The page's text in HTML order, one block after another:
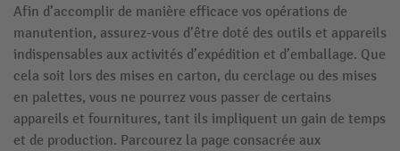
Afin d’accomplir de manière efficace vos opérations de
manutention, assurez-vous d’être doté des outils et appareils
indispensables aux activités d’expédition et d’emballage. Que
cela soit lors des mises en carton, du cerclage ou des mises
en palettes, vous ne pourrez vous passer de certains
appareils et fournitures, tant ils impliquent un gain de temps
et de production. Parcourez la page consacrée aux